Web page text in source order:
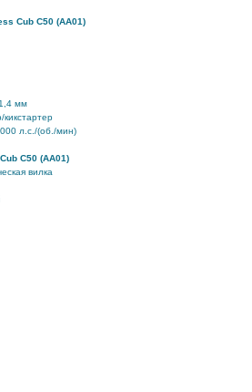
Cub C50 (AA01)
мм
кикстартер
л.с./(об./мин)
C50 (AA01)
вилка